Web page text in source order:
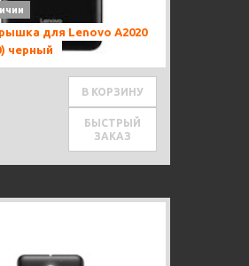
для Lenovo A2020
черный
В КОРЗИНУ
БЫСТРЫЙ
ЗАКАЗ